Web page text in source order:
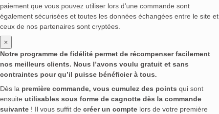
paiement que vous pouvez utiliser lors d’une commande sont
également sécurisées et toutes les données échangées entre le site et
ceux de nos partenaires sont cryptées.
×
Notre programme de fidélité permet de récompenser facilement
nos meilleurs clients. Nous l’avons voulu gratuit et sans
contraintes pour qu’il puisse bénéficier à tous.
Dès la première commande, vous cumulez des points qui sont
ensuite utilisables sous forme de cagnotte dès la commande
suivante ! Il vous suffit de créer un compte lors de votre première